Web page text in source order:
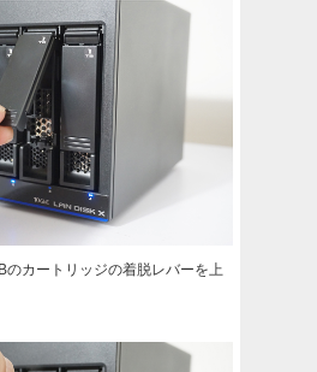
のカートリッジの着脱レバーを上